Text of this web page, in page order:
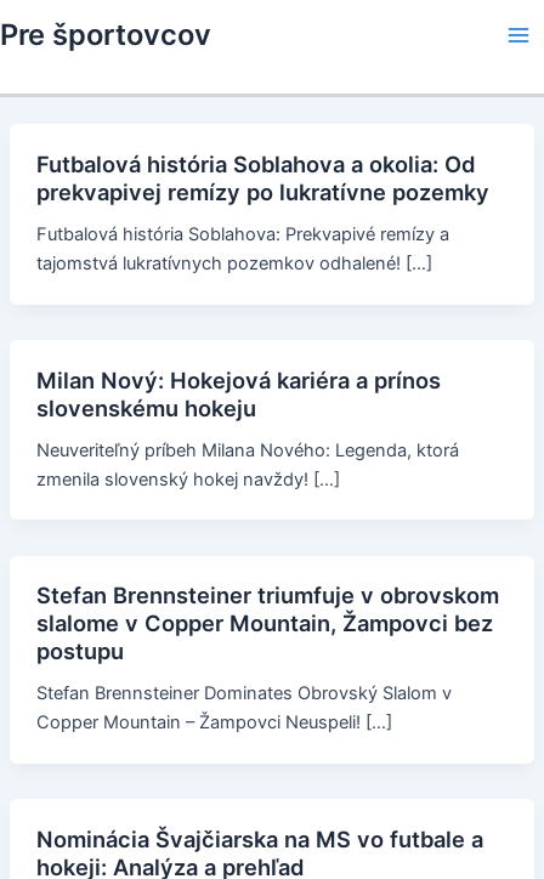
to
Pre športovcov
Futbalová história Soblahova a okolia: Od
prekvapivej remízy po lukratívne pozemky
Futbalová história Soblahova: Prekvapivé remízy a
tajomstvá lukratívnych pozemkov odhalené! […]
Milan Nový: Hokejová kariéra a prínos
slovenskému hokeju
Neuveriteľný príbeh Milana Nového: Legenda, ktorá
zmenila slovenský hokej navždy! […]
Stefan Brennsteiner triumfuje v obrovskom
slalome v Copper Mountain, Žampovci bez
postupu
Stefan Brennsteiner Dominates Obrovský Slalom v
Copper Mountain – Žampovci Neuspeli! […]
Nominácia Švajčiarska na MS vo futbale a
hokeji: Analýza a prehľad